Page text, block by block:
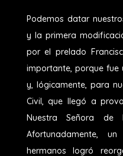
Podemos datar
y la primera
por el prelado
importante, porque fue
y, lógicamente, para
Civil, que llegó a
Nuestra Señora de
Afortunadamente,
hermanos logró